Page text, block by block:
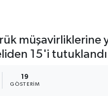
müşavirliklerine
15'i
19
GÖSTERIM